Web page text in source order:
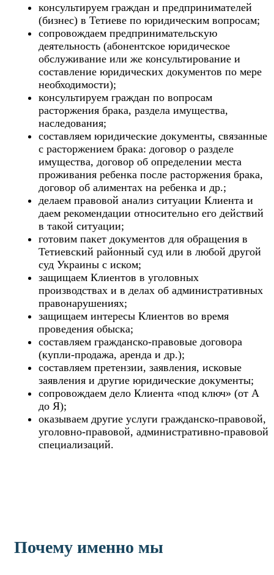
консультируем граждан и предпринимателей
(бизнес) в Тетиеве по юридическим вопросам;
сопровождаем предпринимательскую
деятельность (абонентское юридическое
обслуживание или же консультирование и
составление юридических документов по мере
необходимости);
консультируем граждан по вопросам
расторжения брака, раздела имущества,
наследования;
составляем юридические документы, связанные
с расторжением брака: договор о разделе
имущества, договор об определении места
проживания ребенка после расторжения брака,
договор об алиментах на ребенка и др.;
делаем правовой анализ ситуации Клиента и
даем рекомендации относительно его действий
в такой ситуации;
готовим пакет документов для обращения в
Тетиевский районный суд или в любой другой
суд Украины с иском;
защищаем Клиентов в уголовных
производствах и в делах об административных
правонарушениях;
защищаем интересы Клиентов во время
проведения обыска;
составляем гражданско-правовые договора
(купли-продажа, аренда и др.);
составляем претензии, заявления, исковые
заявления и другие юридические документы;
сопровождаем дело Клиента «под ключ» (от А
до Я);
оказываем другие услуги гражданско-правовой,
уголовно-правовой, административно-правовой
специализаций.
Почему именно мы